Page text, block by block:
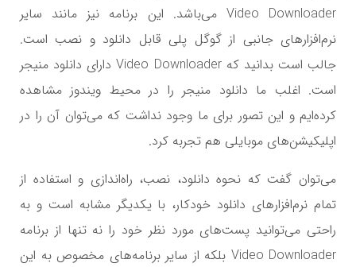
Video Downloader می‌باشد. این برنامه نیز مانند سایر
نرم‌افزار‌های جانبی از گوگل پلی قابل دانلود و نصب است.
جالب است بدانید که Video Downloader دارای دانلود منیجر
است. اغلب ما دانلود منیجر را در محیط ویندوز مشاهده
کرده‌ایم و این تصور برای ما وجود نداشت که می‌توان آن را در
اپلیکیشن‌های موبایلی هم تجربه کرد.
می‌توان گفت که نحوه دانلود، نصب، راه‌اندازی و استفاده از
تمام نرم‌افزار‌های دانلود خودکار، با یکدیگر مشابه است و به
راحتی می‌توانید پست‌های مورد نظر خود را نه تنها از برنامه
Video Downloader بلکه از سایر برنامه‌های مخصوص به این